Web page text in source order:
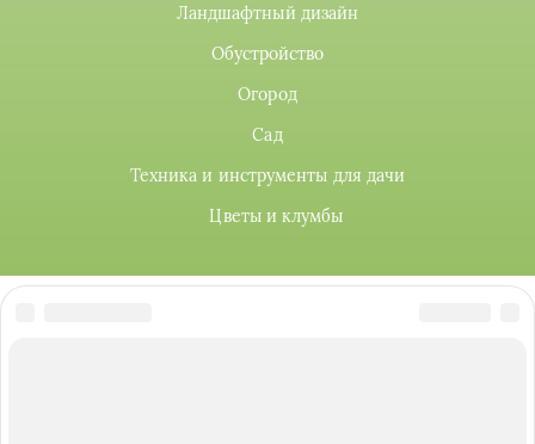
Ландшафтный дизайн
Обустройство
Огород
Сад
Техника и инструменты для дачи
Цветы и клумбы